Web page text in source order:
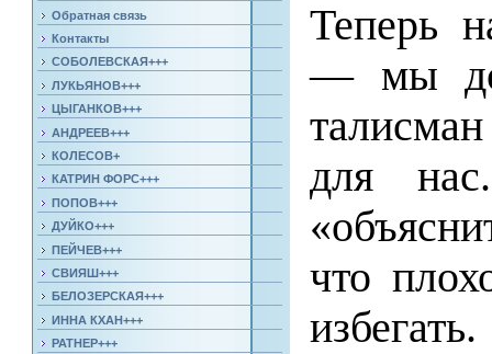
Обратная связь
Контакты
СОБОЛЕВСКАЯ+++
ЛУКЬЯНОВ+++
ЦЫГАНКОВ+++
АНДРЕЕВ+++
КОЛЕСОВ+
КАТРИН ФОРС+++
ПОПОВ+++
ДУЙКО+++
ПЕЙЧЕВ+++
СВИЯШ+++
БЕЛОЗЕРСКАЯ+++
ИННА КХАН+++
РАТНЕР+++
Теперь
— мы
для
что
избегать.